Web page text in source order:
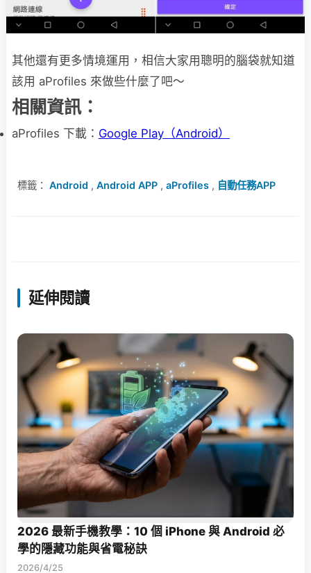
其他還有更多情境運用，相信大家用聰明的腦袋就知道
該用 aProfiles 來做些什麼了吧～
相關資訊：
aProfiles 下載： Google Play（Android）
標籤： Android , Android APP , aProfiles , 自動任務APP
延伸閱讀
2026 最新手機教學：10 個 iPhone 與 Android 必
學的隱藏功能與省電秘訣
2026/4/25